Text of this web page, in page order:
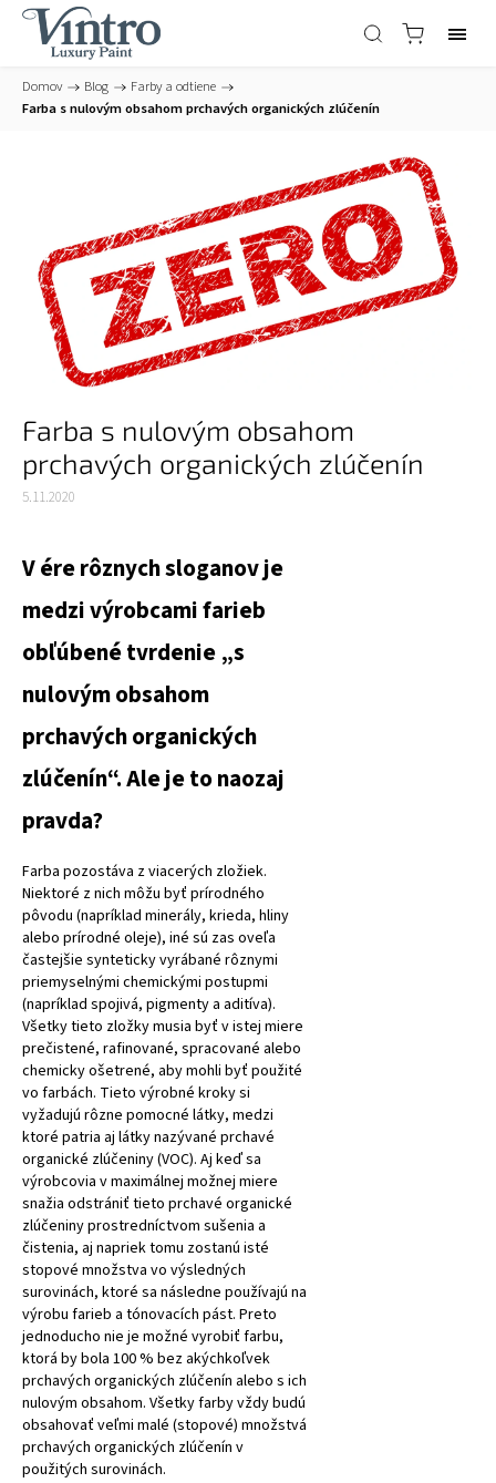
Domov / Blog / Farby a odtiene /
Farba s nulovým obsahom prchavých organických zlúčenín
Farba s nulovým obsahom
prchavých organických zlúčenín
5.11.2020
V ére rôznych sloganov je
medzi výrobcami farieb
obľúbené tvrdenie „s
nulovým obsahom
prchavých organických
zlúčenín“. Ale je to naozaj
pravda?
Farba pozostáva z viacerých zložiek.
Niektoré z nich môžu byť prírodného
pôvodu (napríklad minerály, krieda, hliny
alebo prírodné oleje), iné sú zas oveľa
častejšie synteticky vyrábané rôznymi
priemyselnými chemickými postupmi
(napríklad spojivá, pigmenty a aditíva).
Všetky tieto zložky musia byť v istej miere
prečistené, rafinované, spracované alebo
chemicky ošetrené, aby mohli byť použité
vo farbách. Tieto výrobné kroky si
vyžadujú rôzne pomocné látky, medzi
ktoré patria aj látky nazývané prchavé
organické zlúčeniny (VOC). Aj keď sa
výrobcovia v maximálnej možnej miere
snažia odstrániť tieto prchavé organické
zlúčeniny prostredníctvom sušenia a
čistenia, aj napriek tomu zostanú isté
stopové množstva vo výsledných
surovinách, ktoré sa následne používajú na
výrobu farieb a tónovacích pást. Preto
jednoducho nie je možné vyrobiť farbu,
ktorá by bola 100 % bez akýchkoľvek
prchavých organických zlúčenín alebo s ich
nulovým obsahom. Všetky farby vždy budú
obsahovať veľmi malé (stopové) množstvá
prchavých organických zlúčenín v
použitých surovinách.